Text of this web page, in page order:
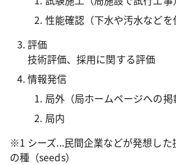
性能確認（下水や汚水などを
評価
技術評価、採用に関する評価
情報発信
局外（局ホームページへの掲
局内
※1 シーズ...民間企業などが発想した
の種（seeds）